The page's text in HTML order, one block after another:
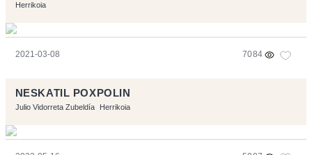
Herrikoia
2021-03-08 7084
NESKATIL POXPOLIN
Julio Vidorreta Zubeldía Herrikoia